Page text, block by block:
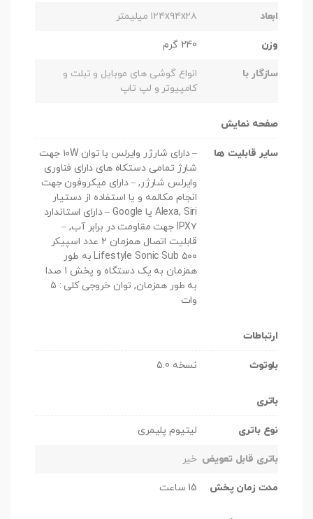
ابعاد ۱۲۴x۹۴x۲۸ میلیمتر
وزن 240 گرم
سازگار با
انواع گوشی های موبایل و تبلت و
کامپیوتر و لپ تاپ
صفحه نمایش
سایر قابلیت ها
– دارای شارژر وایرلس با توان ۱۰W جهت
شارژ تمامی دستکاه های دارای فناوری
وایرلس شارژر, – دارای میکروفون جهت
انجام مکالمه و یا استفاده از دستیار
Alexa, Siri یا Google – دارای استاندارد
IPX۷ جهت مقاومت در برابر آب, –
قابلیت اتصال همزمان ۲ عدد اسپیکر
Lifestyle Sonic Sub ۵۰۰ به طور
همزمان به یک دستگاه و پخش ۱ صدا
به طور همزمان, توان خروجی کلی : ۵
وات
ارتباطات
بلوتوث نسخه 5.0
باتری
نوع باتری لیتیوم پلیمری
باتری قابل تعویض خیر
مدت زمان پخش 15 ساعت